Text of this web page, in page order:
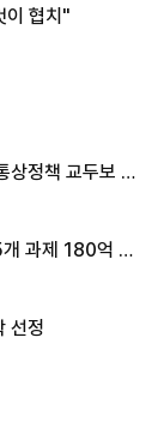
이 협치"
정책 교두보 활
과제 180억 지
선정